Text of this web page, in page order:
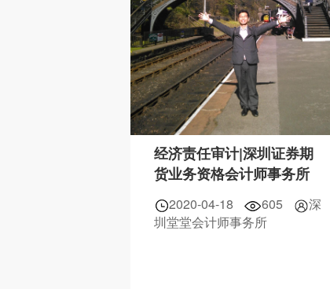
经济责任审计|深圳证券期
货业务资格会计师事务所
2020-04-18 605
深
圳堂堂会计师事务所